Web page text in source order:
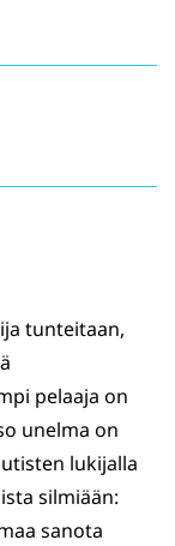
tunteitaan,
pelaaja on
unelma on
lukijalla
silmiään:
sanota